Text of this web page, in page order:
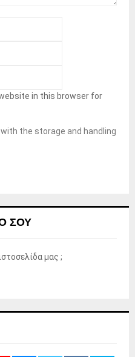
in this browser for
the storage and handling
ΣΟΥ
μας ;